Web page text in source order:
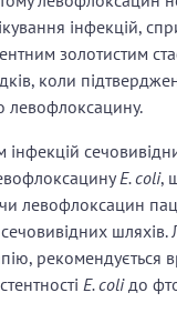
інфекцій,
золотистим
коли
левофлоксацину.
інфекцій
E. сoli,
левофлоксацин
шляхів.
рекомендується
E. coliдо